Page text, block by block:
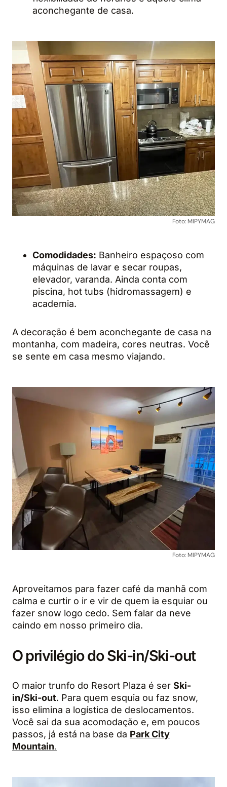
aconchegante de casa.
Foto: MIPYMAG
Comodidades: Banheiro espaçoso com
máquinas de lavar e secar roupas,
elevador, varanda. Ainda conta com
piscina, hot tubs (hidromassagem) e
academia.
A decoração é bem aconchegante de casa na
montanha, com madeira, cores neutras. Você
se sente em casa mesmo viajando.
Foto: MIPYMAG
Aproveitamos para fazer café da manhã com
calma e curtir o ir e vir de quem ia esquiar ou
fazer snow logo cedo. Sem falar da neve
caindo em nosso primeiro dia.
O privilégio do Ski-in/Ski-out
O maior trunfo do Resort Plaza é ser Ski-
in/Ski-out. Para quem esquia ou faz snow,
isso elimina a logística de deslocamentos.
Você sai da sua acomodação e, em poucos
passos, já está na base da Park City
Mountain.